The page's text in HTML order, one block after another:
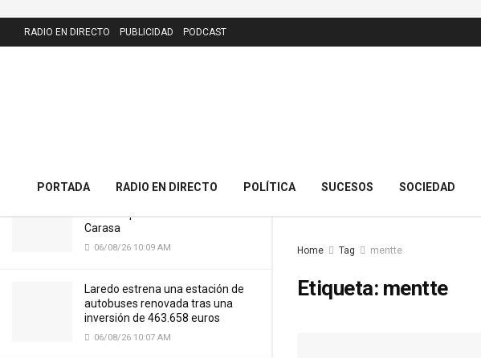
Carasa
06/08/26 10:09 AM
Laredo estrena una estación de
autobuses renovada tras una
inversión de 463.658 euros
06/08/26 10:07 AM
RADIO EN DIRECTO PUBLICIDAD PODCAST
PORTADA RADIO EN DIRECTO POLÍTICA SUCESOS SOCIEDAD
Home Tag mentte
Etiqueta: mentte